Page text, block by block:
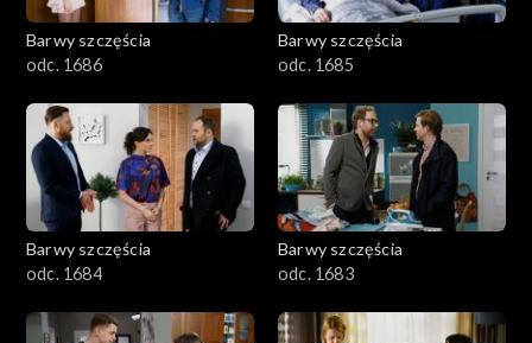
Barwy szczęścia
odc. 1686
Barwy szczęścia
odc. 1685
Barwy szczęścia
odc. 1684
Barwy szczęścia
odc. 1683